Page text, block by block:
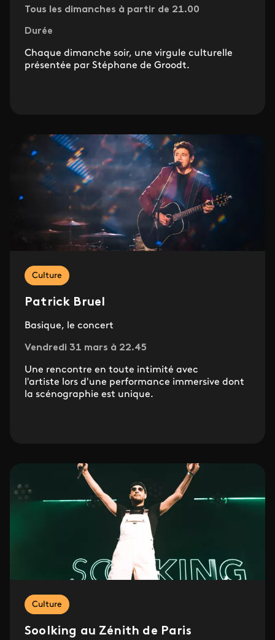
Tous les dimanches à partir de 21.00
Durée
Chaque dimanche soir, une virgule culturelle
présentée par Stéphane de Groodt.
Culture
Patrick Bruel
Basique, le concert
Vendredi 31 mars à 22.45
Une rencontre en toute intimité avec
l'artiste lors d'une performance immersive dont
la scénographie est unique.
Culture
Soolking au Zénith de Paris